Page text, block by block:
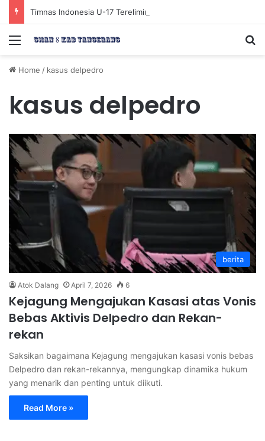
Menu
Home / kasus delpedro
kasus delpedro
berita
Atok Dalang April 7, 2026 6
Kejagung Mengajukan Kasasi atas Vonis
Bebas Aktivis Delpedro dan Rekan-
rekan
Saksikan bagaimana Kejagung mengajukan kasasi vonis bebas
Delpedro dan rekan-rekannya, mengungkap dinamika hukum
yang menarik dan penting untuk diikuti.
Read More »